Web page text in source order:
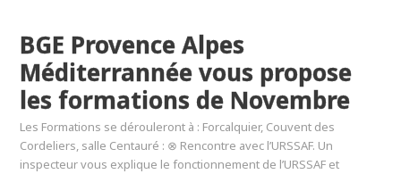
BGE Provence Alpes
Méditerrannée vous propose
les formations de Novembre
Les Formations se dérouleront à : Forcalquier, Couvent des
Cordeliers, salle Centauré : ⊗ Rencontre avec l’URSSAF. Un
inspecteur vous explique le fonctionnement de l’URSSAF et